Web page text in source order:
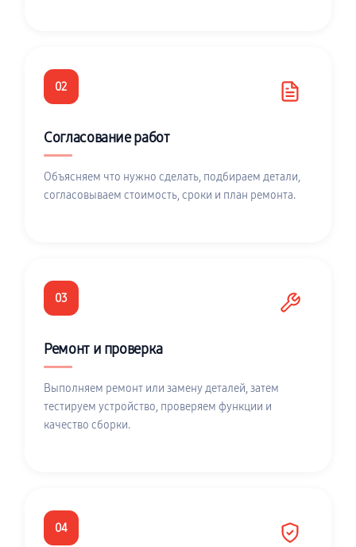
02
Согласование работ
Объясняем что нужно сделать, подбираем детали,
согласовываем стоимость, сроки и план ремонта.
03
Ремонт и проверка
Выполняем ремонт или замену деталей, затем
тестируем устройство, проверяем функции и
качество сборки.
04